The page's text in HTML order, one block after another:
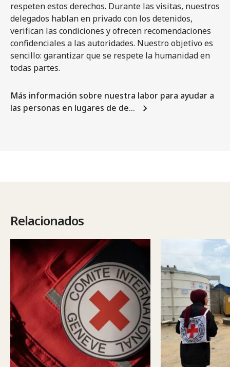
respeten estos derechos. Durante las visitas, nuestros
delegados hablan en privado con los detenidos,
verifican las condiciones y ofrecen recomendaciones
confidenciales a las autoridades. Nuestro objetivo es
sencillo: garantizar que se respete la humanidad en
todas partes.
Más información sobre nuestra labor para ayudar a
las personas en lugares de de…
Relacionados